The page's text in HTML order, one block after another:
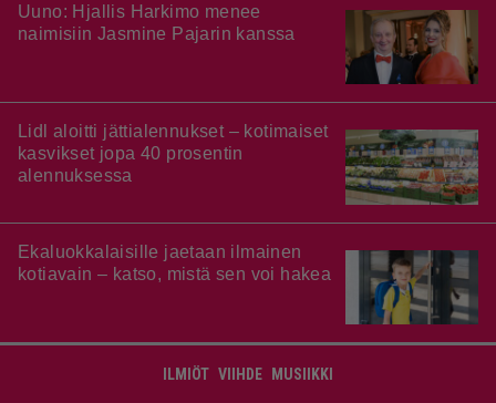
Uuno: Hjallis Harkimo menee
naimisiin Jasmine Pajarin kanssa
Lidl aloitti jättialennukset – kotimaiset
kasvikset jopa 40 prosentin
alennuksessa
Ekaluokkalaisille jaetaan ilmainen
kotiavain – katso, mistä sen voi hakea
ILMIÖT VIIHDE MUSIIKKI